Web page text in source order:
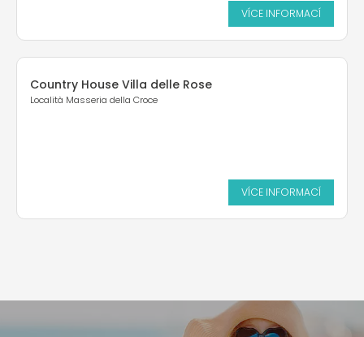
VÍCE INFORMACÍ
Country House Villa delle Rose
Località Masseria della Croce
VÍCE INFORMACÍ